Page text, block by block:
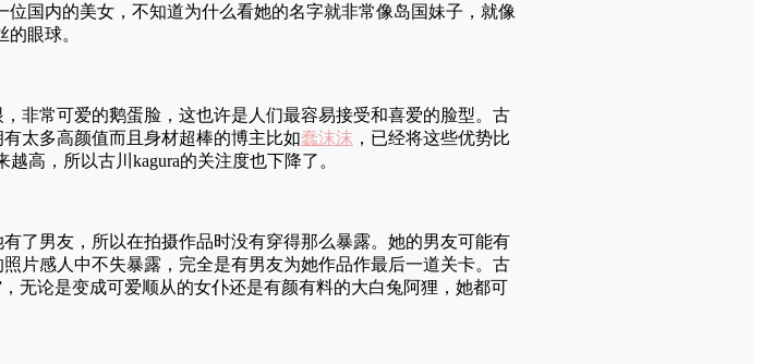
国内的美女，不知道为什么看她的名字就非常像岛国妹子，就像
眼球。
非常可爱的鹅蛋脸，这也许是人们最容易接受和喜爱的脸型。古
太多高颜值而且身材超棒的博主比如蠢沫沫 ，已经将这些优势比
高，所以古川kagura的关注度也下降了。
了男友，所以在拍摄作品时没有穿得那么暴露。她的男友可能有
片感人中不失暴露，完全是有男友为她作品作最后一道关卡。古
无论是变成可爱顺从的女仆还是有颜有料的大白兔阿狸，她都可